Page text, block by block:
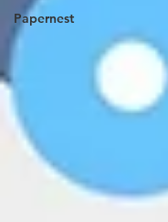
Papernest